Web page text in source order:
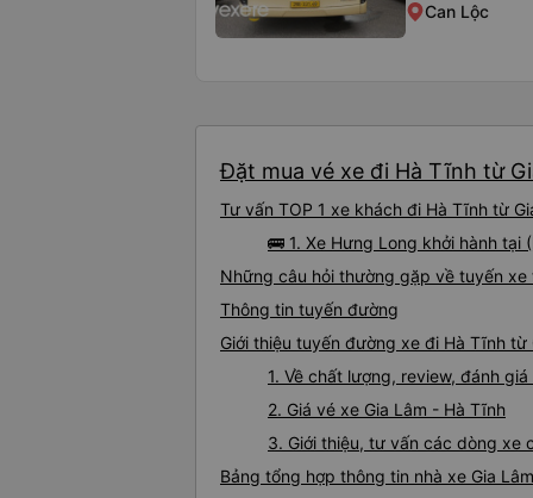
Can Lộc
Đặt mua vé xe đi Hà Tĩnh từ
Tư vấn TOP 1 xe khách đi Hà Tĩnh từ
🚌 1. Xe Hưng Long khởi hành tại
Những câu hỏi thường gặp về tuyến xe
Thông tin tuyến đường
Giới thiệu tuyến đường xe đi Hà Tĩnh từ
1. Về chất lượng, review, đánh
2. Giá vé xe Gia Lâm - Hà Tĩnh
3. Giới thiệu, tư vấn các dòng xe
Bảng tổng hợp thông tin nhà xe Gia